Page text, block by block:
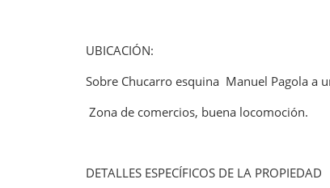
UBICACIÓN:
Sobre Chucarro esquina Manuel Pagola a
Zona de comercios, buena locomoción.
DETALLES ESPECÍFICOS DE LA PROPIEDAD